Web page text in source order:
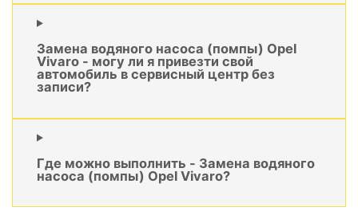
Замена водяного насоса (помпы) Opel
Vivaro - могу ли я привезти свой
автомобиль в сервисный центр без
записи?
Где можно выполнить - Замена водяного
насоса (помпы) Opel Vivaro?